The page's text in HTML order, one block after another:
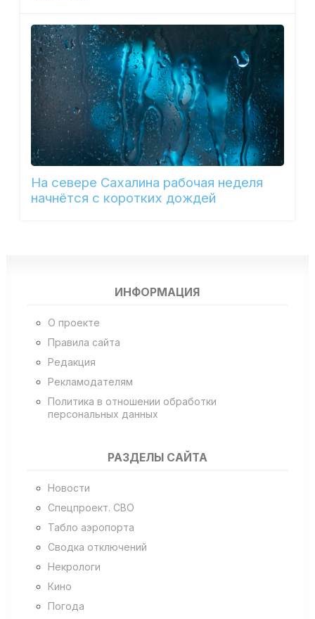
На севере Сахалина рабочая неделя
начнётся с коротких дождей
ИНФОРМАЦИЯ
О проекте
Правила сайта
Редакция
Рекламодателям
Политика в отношении обработки
персональных данных
РАЗДЕЛЫ САЙТА
Новости
Спецпроект. СВО
Табло аэропорта
Сводка отключений
Некрологи
Кино
Погода